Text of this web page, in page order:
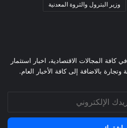
وزير البترول والثروة المعدنية
المجالات الاقتصادية، اخبار استثمار
بالاضافة إلى كافة الأخبار العام.